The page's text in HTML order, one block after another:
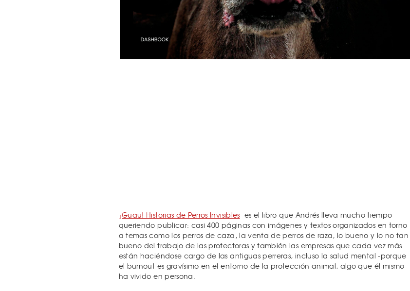
¡Guau! Historias de Perros Invisibles es el libro que Andrés lleva mucho tiempo
queriendo publicar: casi 400 páginas con imágenes y textos organizados en torno
a temas como los perros de caza, la venta de perros de raza, lo bueno y lo no tan
bueno del trabajo de las protectoras y también las empresas que cada vez más
están haciéndose cargo de las antiguas perreras, incluso la salud mental -porque
el burnout es gravísimo en el entorno de la protección animal, algo que él mismo
ha vivido en persona.